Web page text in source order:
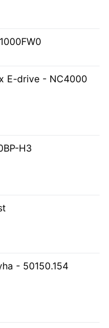
E-drive - NC4000
H3
- 50150.154